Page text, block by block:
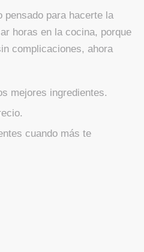
pensado para hacerte la
horas en la cocina, porque
complicaciones, ahora
mejores ingredientes.
cuando más te